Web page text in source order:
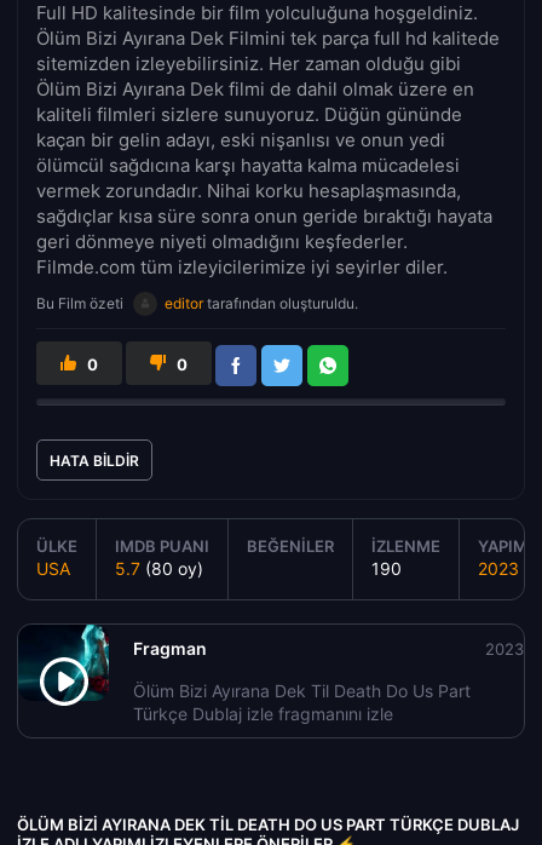
Full HD kalitesinde bir film yolculuğuna hoşgeldiniz.
Ölüm Bizi Ayırana Dek Filmini tek parça full hd kalitede
sitemizden izleyebilirsiniz. Her zaman olduğu gibi
Ölüm Bizi Ayırana Dek filmi de dahil olmak üzere en
kaliteli filmleri sizlere sunuyoruz. Düğün gününde
kaçan bir gelin adayı, eski nişanlısı ve onun yedi
ölümcül sağdıcına karşı hayatta kalma mücadelesi
vermek zorundadır. Nihai korku hesaplaşmasında,
sağdıçlar kısa süre sonra onun geride bıraktığı hayata
geri dönmeye niyeti olmadığını keşfederler.
Filmde.com tüm izleyicilerimize iyi seyirler diler.
Bu Film özeti editortarafından oluşturuldu.
0 0
HATA BILDIR
ÜLKE
USA
IMDB PUANI
5.7 (80 oy)
BEĞENILER İZLENME
190
YAPIM
2023
Fragman
Ölüm Bizi Ayırana Dek Til Death Do Us Part
Türkçe Dublaj izle fragmanını izle
2023
ÖLÜM BIZI AYIRANA DEK TIL DEATH DO US PART TÜRKÇE DUBLAJ